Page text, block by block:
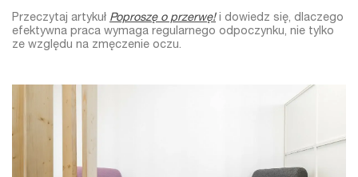
Przeczytaj artykuł Poproszę o przerwę!i dowiedz się, dlaczego
efektywna praca wymaga regularnego odpoczynku, nie tylko
ze względu na zmęczenie oczu.